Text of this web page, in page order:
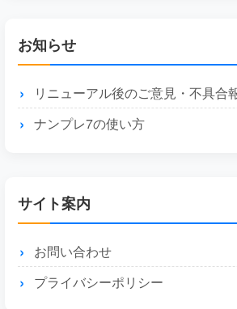
お知らせ
リニューアル後のご意見・不具合
ナンプレ7の使い方
サイト案内
お問い合わせ
プライバシーポリシー